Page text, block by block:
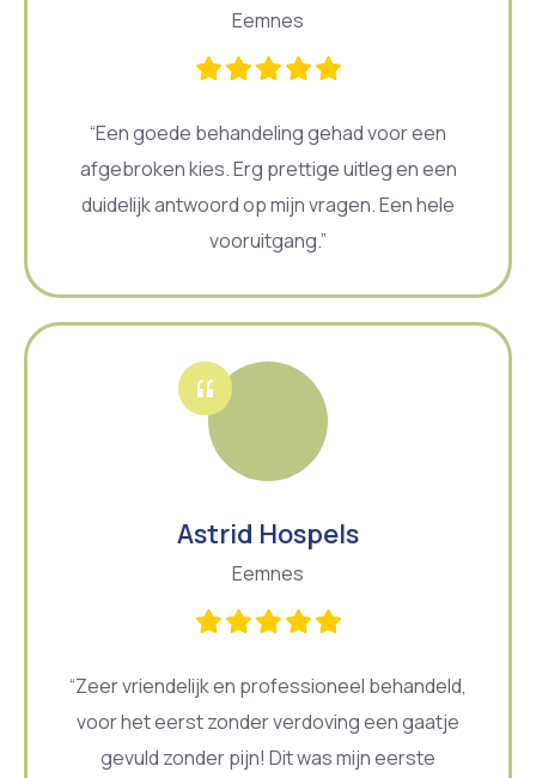
Eemnes
“Een goede behandeling gehad voor een
afgebroken kies. Erg prettige uitleg en een
duidelijk antwoord op mijn vragen. Een hele
vooruitgang.”
Eemnes
“Zeer vriendelijk en professioneel behandeld,
voor het eerst zonder verdoving een gaatje
gevuld zonder pijn! Dit was mijn eerste
Astrid Hospels